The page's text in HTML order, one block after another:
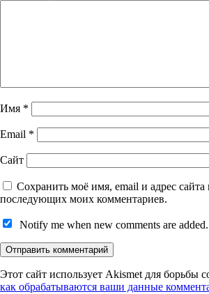
Имя *
Email *
Сайт
Сохранить моё имя, email и адрес сайта
последующих моих комментариев.
Notify me when new comments are added.
Этот сайт использует Akismet для борьбы
как обрабатываются ваши данные